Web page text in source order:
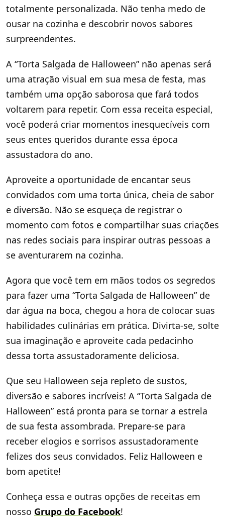
totalmente personalizada. Não tenha medo de
ousar na cozinha e descobrir novos sabores
surpreendentes.
A “Torta Salgada de Halloween” não apenas será
uma atração visual em sua mesa de festa, mas
também uma opção saborosa que fará todos
voltarem para repetir. Com essa receita especial,
você poderá criar momentos inesquecíveis com
seus entes queridos durante essa época
assustadora do ano.
Aproveite a oportunidade de encantar seus
convidados com uma torta única, cheia de sabor
e diversão. Não se esqueça de registrar o
momento com fotos e compartilhar suas criações
nas redes sociais para inspirar outras pessoas a
se aventurarem na cozinha.
Agora que você tem em mãos todos os segredos
para fazer uma “Torta Salgada de Halloween” de
dar água na boca, chegou a hora de colocar suas
habilidades culinárias em prática. Divirta-se, solte
sua imaginação e aproveite cada pedacinho
dessa torta assustadoramente deliciosa.
Que seu Halloween seja repleto de sustos,
diversão e sabores incríveis! A “Torta Salgada de
Halloween” está pronta para se tornar a estrela
de sua festa assombrada. Prepare-se para
receber elogios e sorrisos assustadoramente
felizes dos seus convidados. Feliz Halloween e
bom apetite!
Conheça essa e outras opções de receitas em
nosso Grupo do Facebook!